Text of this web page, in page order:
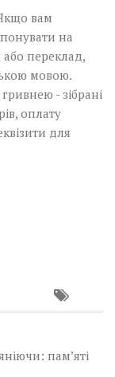
вам
на
або переклад,
мовою.
- зібрані
оплату
для
пам’яті